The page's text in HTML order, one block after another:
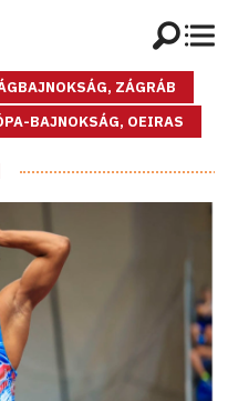
ZÁGRÁB
BAJNOKSÁG, OEIRAS